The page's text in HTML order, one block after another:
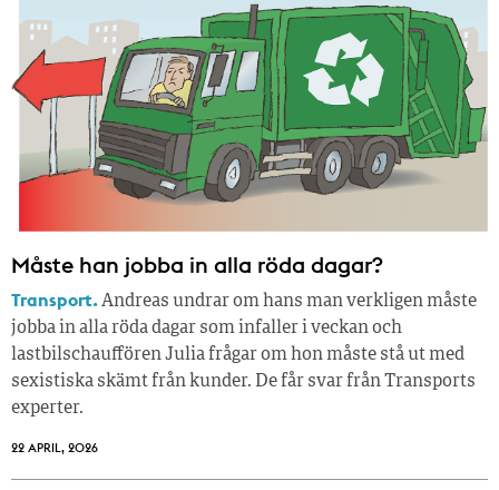
Måste han jobba in alla röda dagar?
Transport.Andreas undrar om hans man verkligen måste
jobba in alla röda dagar som infaller i veckan och
lastbilschauffören Julia frågar om hon måste stå ut med
sexistiska skämt från kunder. De får svar från Transports
experter.
22 APRIL, 2026